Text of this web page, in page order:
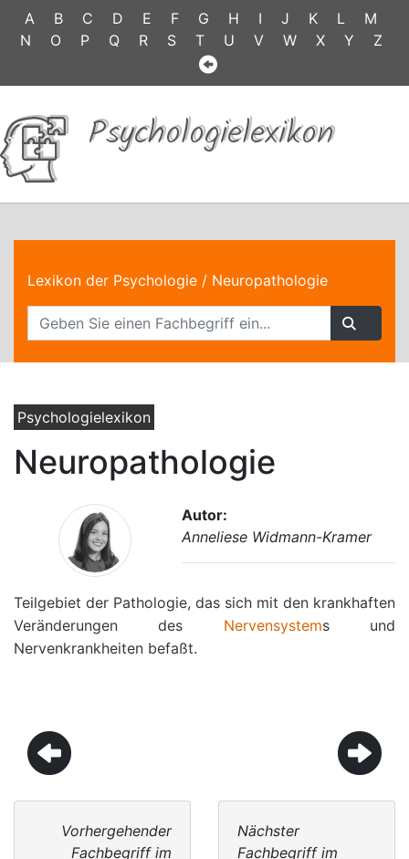
A B C D E F G H I J K L
M
N
O P Q R S T U V W X Y Z
Psychologielexikon
Lexikon der Psychologie / Neuropathologie
Psychologielexikon
Neuropathologie
Autor:
Anneliese Widmann-Kramer
Teilgebiet der Pathologie, das sich mit den krankhaften
Veränderungen des Nervensystems und
Nervenkrankheiten befaßt.
Vorhergehender
Fachbegriff im
Nächster
Fachbegriff im